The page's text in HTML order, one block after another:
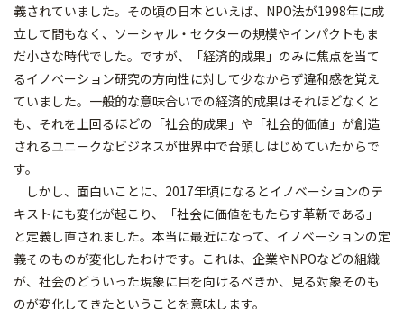
義されていました。その頃の日本といえば、NPO法が1998年に成
立して間もなく、ソーシャル・セクターの規模やインパクトもま
だ小さな時代でした。ですが、「経済的成果」のみに焦点を当て
るイノベーション研究の方向性に対して少なからず違和感を覚え
ていました。一般的な意味合いでの経済的成果はそれほどなくと
も、それを上回るほどの「社会的成果」や「社会的価値」が創造
されるユニークなビジネスが世界中で台頭しはじめていたからで
す。
しかし、面白いことに、2017年頃になるとイノベーションのテ
キストにも変化が起こり、「社会に価値をもたらす革新である」
と定義し直されました。本当に最近になって、イノベーションの定
義そのものが変化したわけです。これは、企業やNPOなどの組織
が、社会のどういった現象に目を向けるべきか、見る対象そのも
のが変化してきたということを意味します。